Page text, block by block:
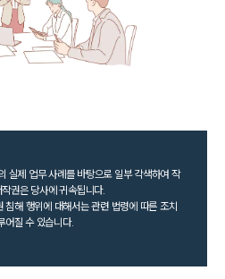
실제 업무 사례를 바탕으로 일부 각색하여 작
권은 당사에 귀속됩니다.
침해 행위에 대해서는 관련 법령에 따른 조치
어질 수 있습니다.